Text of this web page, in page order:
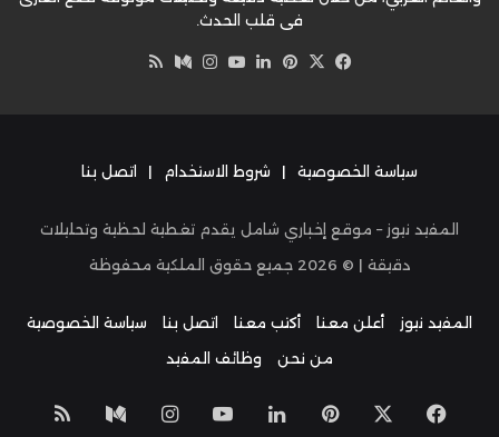
في قلب الحدث.
فيسبوك
‫X بينتيريست
لينكدإن‫YouTube
انستقرام
وسط
سياسة الخصوصية | شروط الاستخدام | اتصل بنا
المفيد نيوز – موقع إخباري شامل يقدم تغطية لحظية وتحليلات
دقيقة | © 2026 جميع حقوق الملكية محفوظة
المفيد نيوز أعلن معنا أكتب معنا اتصل بنا
سياسة الخصوصية
من نحن
وظائف المفيد
فيسبوك بينتيريست
لينكدإن‫YouTube
انستقراموسط